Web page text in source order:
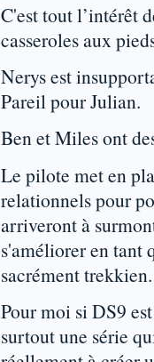
C'est tout l’intérêt
casseroles aux
Nerys est
Pareil pour Julian.
Ben et Miles ont
Le pilote met en
relationnels pour
arriveront à
s'améliorer en tant
sacrément trekkien.
Pour moi si DS9
surtout une série